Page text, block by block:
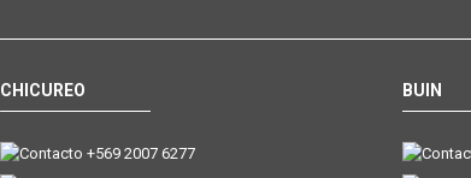
CHICUREO
+569 2007 6277
BUIN